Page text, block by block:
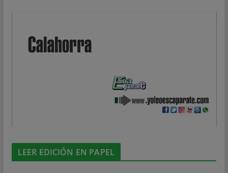
LEER EDICIÓN EN PAPEL